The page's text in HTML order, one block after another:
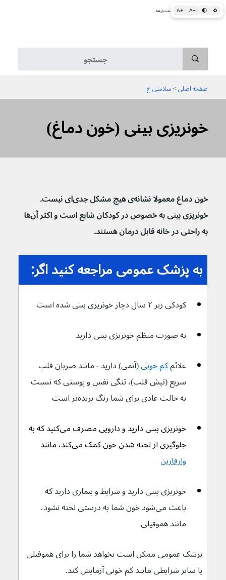
A+ A− 🌓 ♻ اطلاعات پزشکی و بهداشتی به زبان ساده برای همه
خونریزی بینی (خون دماغ)
صفحه اصلی > سلامتی خ
خون دماغ معمولا نشانه‌ی هیچ مشکل جدی‌ای نیست.
خونریزی بینی به خصوص در کودکان شایع است و اکثر آن‌ها
به راحتی در خانه قابل درمان هستند.
به پزشک عمومی مراجعه کنید اگر:
کودکی زیر ۲ سال دچار خونریزی بینی شده است
به صورت منظم خونریزی بینی دارید
علائم کم خونی (آنمی) دارید - مانند ضربان قلب
سریع (تپش قلب)، تنگی نفس و پوستی که نسبت
به حالت عادی برای شما رنگ پریده‌تر است
خونریزی بینی دارید و دارویی مصرف می‌کنید که به
جلوگیری از لخته شدن خون کمک می‌کند، مانند
وارفارین
خونریزی بینی دارید و شرایط و بیماری دارید که
باعث می‌شود خون شما به درستی لخته نشود،
مانند هموفیلی
پزشک عمومی ممکن است بخواهد شما را برای هموفیلی
یا سایر شرایطی مانند کم خونی آزمایش کند.